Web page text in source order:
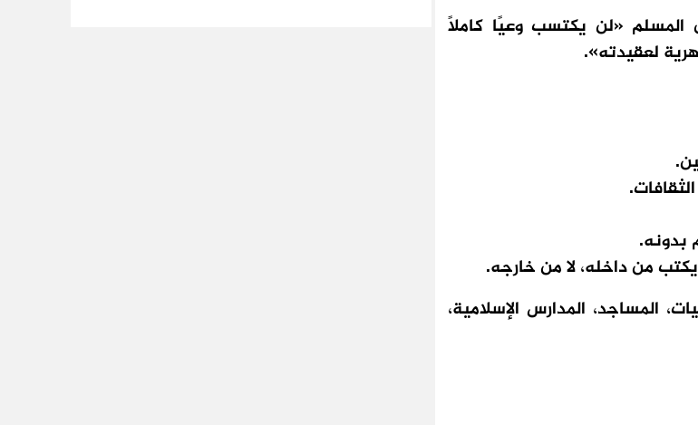
المسلم «لن يكتسب وعيًا كاملًا
لعقيدته».
بدونه.
من داخله، لا من خارجه.
المساجد، المدارس الإسلامية،